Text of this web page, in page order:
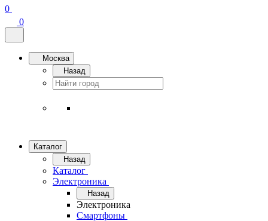
0
0
Москва
Назад
Каталог
Назад
Каталог
Электроника
Назад
Электроника
Смартфоны